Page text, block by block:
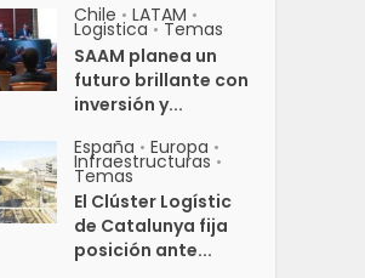
Chile • LATAM •
Logistica • Temas
SAAM planea un
futuro brillante con
inversión y...
España • Europa •
Infraestructuras •
Temas
El Clúster Logístic
de Catalunya fija
posición ante...